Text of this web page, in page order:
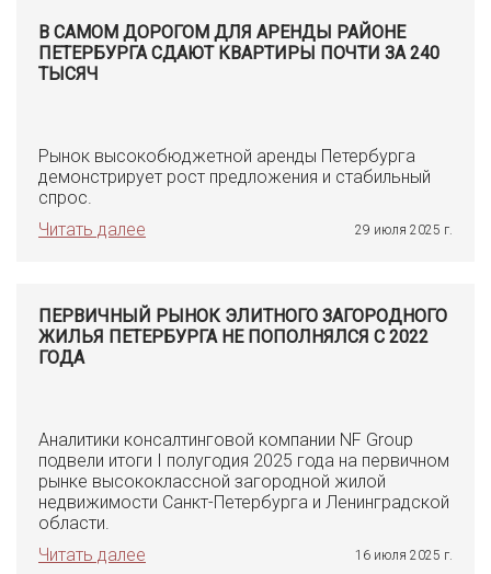
В САМОМ ДОРОГОМ ДЛЯ АРЕНДЫ РАЙОНЕ
ПЕТЕРБУРГА СДАЮТ КВАРТИРЫ ПОЧТИ ЗА 240
ТЫСЯЧ
Рынок высокобюджетной аренды Петербурга
демонстрирует рост предложения и стабильный
спрос.
Читать далее
29 июля 2025 г.
ПЕРВИЧНЫЙ РЫНОК ЭЛИТНОГО ЗАГОРОДНОГО
ЖИЛЬЯ ПЕТЕРБУРГА НЕ ПОПОЛНЯЛСЯ С 2022
ГОДА
Аналитики консалтинговой компании NF Group
подвели итоги I полугодия 2025 года на первичном
рынке высококлассной загородной жилой
недвижимости Санкт-Петербурга и Ленинградской
области.
Читать далее
16 июля 2025 г.